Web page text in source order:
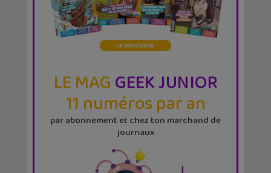
LE MAGGEEK JUNIOR
11 numéros par an
par abonnement et chez ton marchand de
journaux